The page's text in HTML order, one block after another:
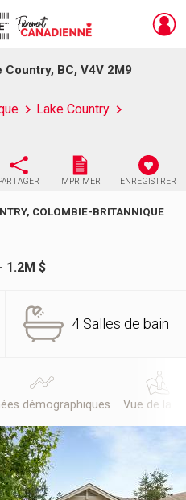
BC, V4V 2M9
Lake Country
IMPRIMER ENREGISTRER
COLOMBIE-BRITANNIQUE
1.2M $
4 Salles de bain
démographiques Vue de la